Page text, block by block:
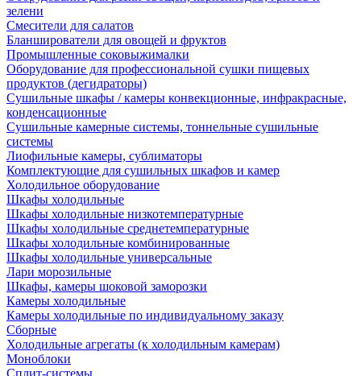
зелени
Смесители для салатов
Бланширователи для овощей и фруктов
Промышленные соковыжималки
Оборудование для профессиональной сушки пищевых
продуктов (дегидраторы)
Сушильные шкафы / камеры конвекционные, инфракрасные,
конденсационные
Сушильные камерные системы, тоннельные сушильные
системы
Лиофильные камеры, сублиматоры
Комплектующие для сушильных шкафов и камер
Холодильное оборудование
Шкафы холодильные
Шкафы холодильные низкотемпературные
Шкафы холодильные среднетемпературные
Шкафы холодильные комбинированные
Шкафы холодильные универсальные
Лари морозильные
Шкафы, камеры шоковой заморозки
Камеры холодильные
Камеры холодильные по индивидуальному заказу
Сборные
Холодильные агрегаты (к холодильным камерам)
Моноблоки
Сплит-системы